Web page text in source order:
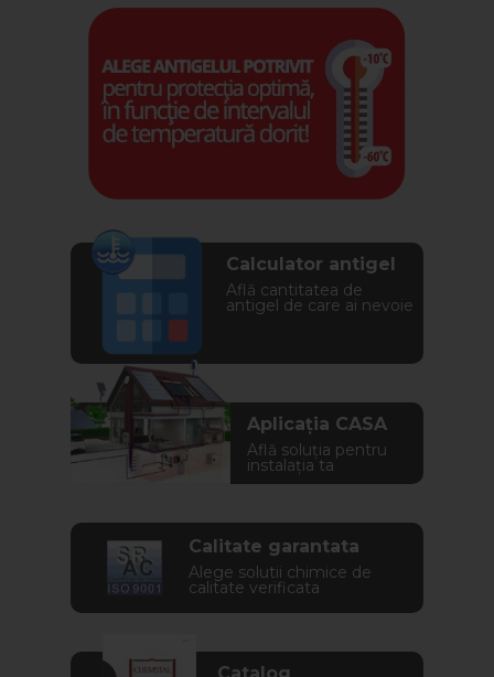
Calculator antigel
Află cantitatea de
antigel de care ai nevoie
Aplicația CASA
Află soluția pentru
instalația ta
Calitate garantata
Alege solutii chimice de
calitate verificata